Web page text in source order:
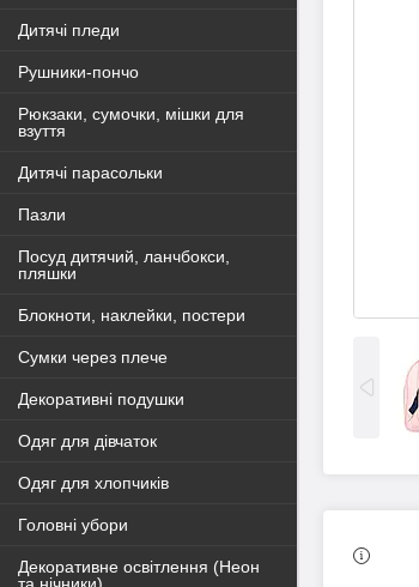
Дитячі пледи
Рушники-пончо
Рюкзаки, сумочки, мішки для
взуття
Дитячі парасольки
Пазли
Посуд дитячий, ланчбокси,
пляшки
Блокноти, наклейки, постери
Сумки через плече
Декоративні подушки
Одяг для дівчаток
Одяг для хлопчиків
Головні убори
Декоративне освітлення (Неон